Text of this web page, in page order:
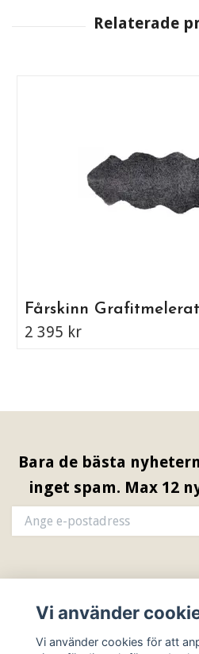
Fårskinn
2 395 kr
Bara de bästa
inget spam. Max 12
Sociala medier
Vi använder
Vi använder cookies för att